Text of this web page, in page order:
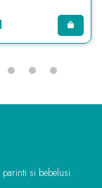
si bebelusi.